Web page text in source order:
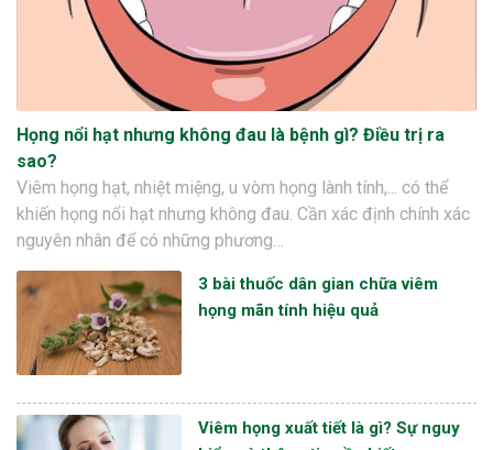
Họng nổi hạt nhưng không đau là bệnh gì? Điều trị ra
sao?
Viêm họng hạt, nhiệt miệng, u vòm họng lành tính,... có thể
khiến họng nổi hạt nhưng không đau. Cần xác định chính xác
nguyên nhân để có những phương…
3 bài thuốc dân gian chữa viêm
họng mãn tính hiệu quả
Viêm họng xuất tiết là gì? Sự nguy